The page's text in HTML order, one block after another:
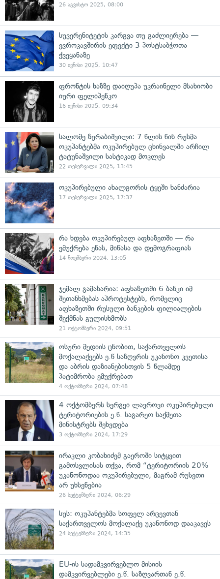
26 აგვისტო 2025, 08:00
სუვერენიტეტის კარგვა თუ გაძლიერება —
ევროკავშირის ეფექტი 3 პოსტსაბჭოთა
ქვეყანაზე
30 ივნისი 2025, 10:47
ფრონტის ხაზზე დაიღუპა უკრაინელი მსახიობი
იური ფელიპენკო
16 ივნისი 2025, 09:34
სალომე ზურაბიშვილი: 7 წლის წინ რუსმა
ოკუპანტებმა ოკუპირებულ ცხინვალში არჩილ
ტატუნაშვილი სასტიკად მოკლეს
22 თებერვალი 2025, 13:45
ოკუპირებული ახალგორის ტყეში ხანძარია
17 თებერვალი 2025, 17:37
რა ხდება ოკუპირებულ აფხაზეთში — რა
ემუქრება ენას, მიწასა და დემოგრაფიას
14 ნოემბერი 2024, 13:05
ჯემალ გამახარია: აფხაზეთში 6 ბანკი იმ
შეთანხმებას აპროტესტებს, რომელიც
აფხაზეთში რუსული ბანკების ფილიალების
შექმნას გულისხმობს
21 ოქტომბერი 2024, 09:51
ოსური მედიის ცნობით, საქართველოს
მოქალაქეებს ე.წ საზღვრის უკანონო კვეთისა
და აბრის დაზიანებისთვის 5 წლამდე
პატიმრობა ემუქრებათ
4 ოქტომბერი 2024, 07:48
4 ოქტომბერს სერგეი ლავროვი ოკუპირებული
ტერიტორიების ე.წ. საგარეო საქმეთა
მინისტრებს შეხვდება
3 ოქტომბერი 2024, 17:29
ირაკლი კობახიძემ გაეროში სიტყვით
გამოსვლისას თქვა, რომ “ტერიტორიის 20%
უკანონოდაა ოკუპირებული, მაგრამ რუსეთი
არ უხსენებია
26 სექტემბერი 2024, 06:29
სუს: ოკუპანტებმა სოფელ არცევთან
საქართველოს მოქალაქე უკანონოდ დააკავეს
24 სექტემბერი 2024, 14:35
EU-ის სადამკვირვებლო მისიის
დამკვირვებლები ე.წ. საზღვართან ე.წ.